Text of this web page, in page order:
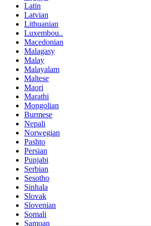
Latin
Latvian
Lithuanian
Luxembou..
Macedonian
Malagasy
Malay
Malayalam
Maltese
Maori
Marathi
Mongolian
Burmese
Nepali
Norwegian
Pashto
Persian
Punjabi
Serbian
Sesotho
Sinhala
Slovak
Slovenian
Somali
Samoan